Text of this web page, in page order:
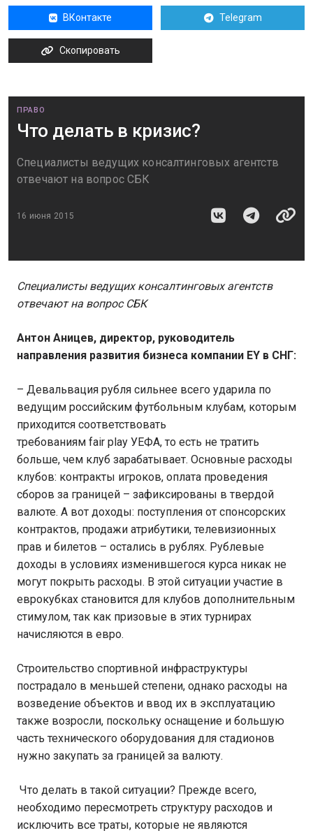
ВКонтакте Telegram
Скопировать
ПРАВО
Что делать в кризис?
Специалисты ведущих консалтинговых агентств
отвечают на вопрос СБК
16 июня 2015
Специалисты ведущих консалтинговых агентств
отвечают на вопрос СБК
Антон Аницев, директор, руководитель
направления развития бизнеса компании EY в СНГ:
– Девальвация рубля сильнее всего ударила по
ведущим российским футбольным клубам, которым
приходится соответствовать
требованиям fair play УЕФА, то есть не тратить
больше, чем клуб зарабатывает. Основные расходы
клубов: контракты игроков, оплата проведения
сборов за границей – зафиксированы в твердой
валюте. А вот доходы: поступления от спонсорских
контрактов, продажи атрибутики, телевизионных
прав и билетов – остались в рублях. Рублевые
доходы в условиях изменившегося курса никак не
могут покрыть расходы. В этой ситуации участие в
еврокубках становится для клубов дополнительным
стимулом, так как призовые в этих турнирах
начисляются в евро.
Строительство спортивной инфраструктуры
пострадало в меньшей степени, однако расходы на
возведение объектов и ввод их в эксплуатацию
также возросли, поскольку оснащение и большую
часть технического оборудования для стадионов
нужно закупать за границей за валюту.
Что делать в такой ситуации? Прежде всего,
необходимо пересмотреть структуру расходов и
исключить все траты, которые не являются